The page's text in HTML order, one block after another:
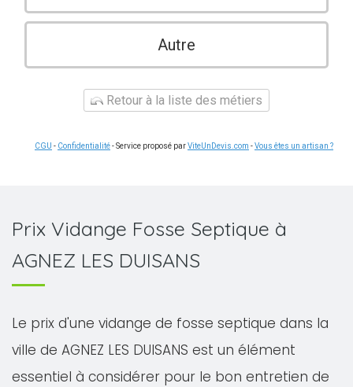
Autre
Retour à la liste des métiers
CGU - Confidentialité- Service proposé parViteUnDevis.com -Vous êtes un artisan ?
Prix Vidange Fosse Septique à
AGNEZ LES DUISANS
Le prix d'une vidange de fosse septique dans la
ville de AGNEZ LES DUISANS est un élément
essentiel à considérer pour le bon entretien de